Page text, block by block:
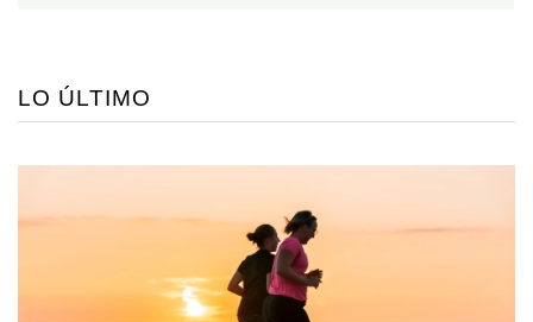
LO ÚLTIMO